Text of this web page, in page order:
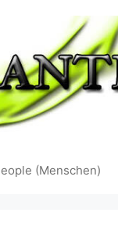
(Menschen)